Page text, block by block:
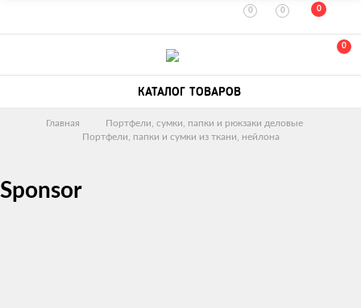
0 0 0
0
КАТАЛОГ ТОВАРОВ
Главная
Портфели, сумки, папки и рюкзаки деловые
Портфели, папки и сумки из ткани, нейлона
Sponsor